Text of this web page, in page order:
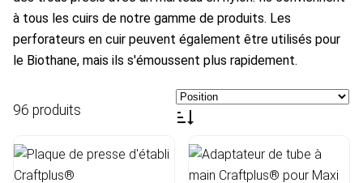
à tous les cuirs de notre gamme de produits. Les
perforateurs en cuir peuvent également être utilisés pour
le Biothane, mais ils s'émoussent plus rapidement.
96 produits